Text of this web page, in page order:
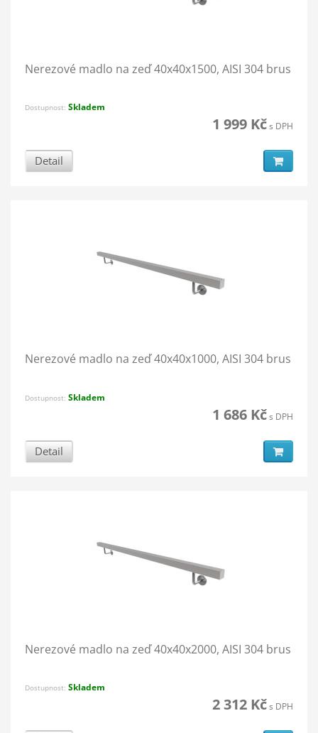
Nerezové madlo na zeď 40x40x1500, AISI 304 brus
Dostupnost: Skladem
1 999 Kčs DPH
Detail
Nerezové madlo na zeď 40x40x1000, AISI 304 brus
Dostupnost: Skladem
1 686 Kčs DPH
Detail
Nerezové madlo na zeď 40x40x2000, AISI 304 brus
Dostupnost: Skladem
2 312 Kčs DPH